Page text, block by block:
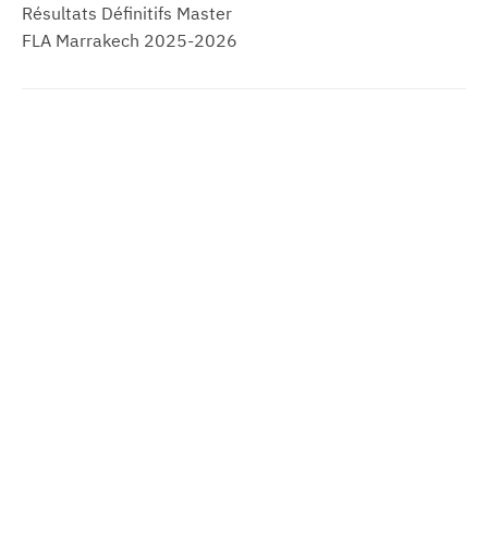
Résultats Définitifs Master
FLA Marrakech 2025-2026